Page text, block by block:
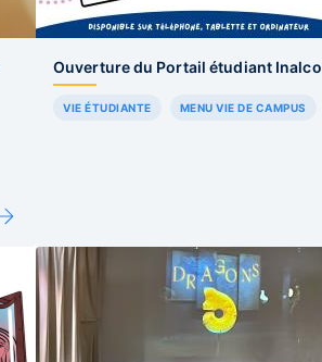
Ouverture du Portail étudiant Inalco
VIE ÉTUDIANTE MENU VIE DE CAMPUS